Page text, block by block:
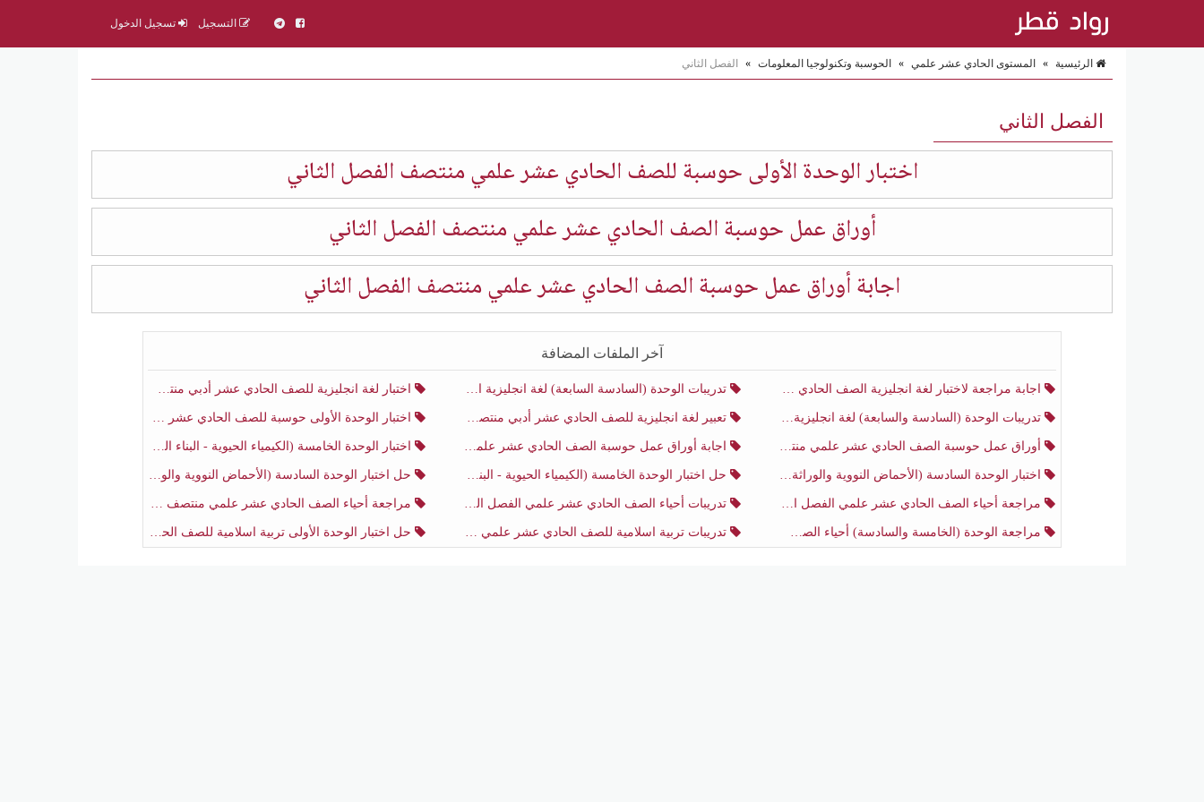
التسجيل تسجيل الدخول
الرئيسية » المستوى الحادي عشر علمي » الحوسبة وتكنولوجيا المعلومات » الفصل الثاني
الفصل الثاني
اختبار الوحدة الأولى حوسبة للصف الحادي عشر علمي منتصف الفصل الثاني
أوراق عمل حوسبة الصف الحادي عشر علمي منتصف الفصل الثاني
اجابة أوراق عمل حوسبة الصف الحادي عشر علمي منتصف الفصل الثاني
آخر الملفات المضافة
اجابة مراجعة لاختبار لغة انجليزية الصف الحادي عشر أدبي منتصف الفصل الثاني تدريبات الوحدة (السادسة السابعة) لغة انجليزية الصف الحادي عشر أدبي منتصف الفصل الثاني اختبار لغة انجليزية للصف الحادي عشر أدبي منتصف الفصل الثاني
تدريبات الوحدة (السادسة والسابعة) لغة انجليزية الصف الحادي عشر أدبي الفصل الثاني تعبير لغة انجليزية للصف الحادي عشر أدبي منتصف الفصل الثاني اختبار الوحدة الأولى حوسبة للصف الحادي عشر علمي منتصف الفصل الثاني
أوراق عمل حوسبة الصف الحادي عشر علمي منتصف الفصل الثاني اجابة أوراق عمل حوسبة الصف الحادي عشر علمي منتصف الفصل الثاني اختبار الوحدة الخامسة (الكيمياء الحيوية - البناء الضوئي) أحياء الصف الحادي عشر علمي الفصل الثاني
اختبار الوحدة السادسة (الأحماض النووية والوراثة) أحياء الصف الحادي عشر علمي منتصف الفصل الثاني حل اختبار الوحدة الخامسة (الكيمياء الحيوية - البناء الضوئي) أحياء الصف الحادي عشر علمي الفصل الثاني حل اختبار الوحدة السادسة (الأحماض النووية والوراثة) أحياء الصف الحادي عشر علمي منتصف الفصل الثاني
مراجعة أحياء الصف الحادي عشر علمي الفصل الثاني تدريبات أحياء الصف الحادي عشر علمي الفصل الثاني مراجعة أحياء الصف الحادي عشر علمي منتصف الفصل الثاني
مراجعة الوحدة (الخامسة والسادسة) أحياء الصف الحادي عشر علمي منتصف الفصل الثاني تدريبات تربية اسلامية للصف الحادي عشر علمي منتصف الفصل الثاني حل اختبار الوحدة الأولى تربية اسلامية للصف الحادي عشر علمي منتصف الفصل الثاني